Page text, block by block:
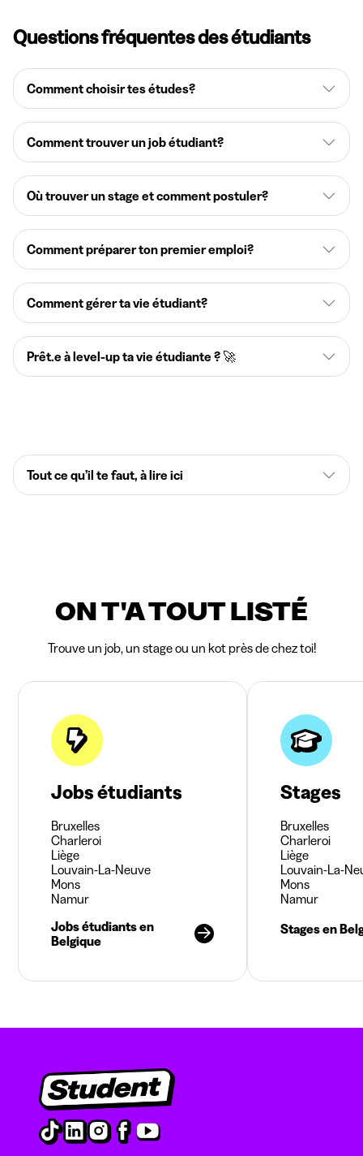
Questions fréquentes des étudiants
Comment choisir tes études?
Comment trouver un job étudiant?
Où trouver un stage et comment postuler?
Comment préparer ton premier emploi?
Comment gérer ta vie étudiant?
Prêt.e à level-up ta vie étudiante ? 🚀
Tout ce qu’il te faut, à lire ici
ON T'A TOUT LISTÉ
Trouve un job, un stage ou un kot près de chez toi!
Jobs étudiants
Bruxelles
Charleroi
Liège
Louvain-La-Neuve
Mons
Namur
Jobs étudiants en
Belgique
Stages
Bruxelles
Charleroi
Liège
Louvain-La-
Mons
Namur
Stages en